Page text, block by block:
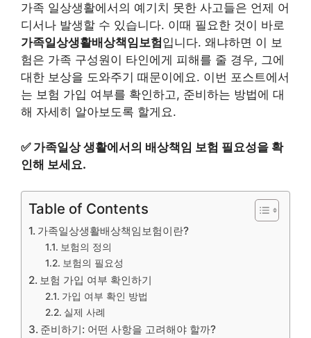
가족 일상생활에서의 예기치 못한 사고들은 언제 어
디서나 발생할 수 있습니다. 이때 필요한 것이 바로
가족일상생활배상책임보험입니다. 왜냐하면 이 보
험은 가족 구성원이 타인에게 피해를 줄 경우, 그에
대한 보상을 도와주기 때문이에요. 이번 포스트에서
는 보험 가입 여부를 확인하고, 준비하는 방법에 대
해 자세히 알아보도록 할게요.
✅ 가족일상 생활에서의 배상책임 보험 필요성을 확
인해 보세요.
Table of Contents
가족일상생활배상책임보험이란?
보험의 정의
보험의 필요성
보험 가입 여부 확인하기
가입 여부 확인 방법
실제 사례
준비하기: 어떤 사항을 고려해야 할까?